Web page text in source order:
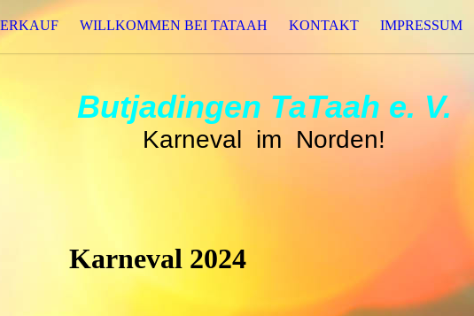
WILLKOMMEN BEI TATAAH KONTAKT IMPRESSUM
Butjadingen TaTaah e. V.
Karneval im Norden!
Karneval 2024